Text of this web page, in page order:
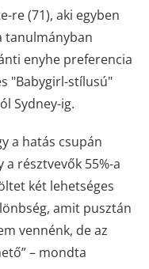
re (71), aki egyben
tanulmányban
enyhe preferencia
"Babygirl-stílusú"
Sydney-ig.
a hatás csupán
résztvevők 55%-a
két lehetséges
amit pusztán
vennénk, de az
– mondta